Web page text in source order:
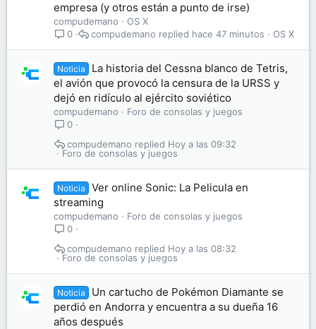
empresa (y otros están a punto de irse)
compudemano
OS X
0
OS X
hace 47 minutos
compudemano
Noticia
La historia del Cessna blanco de Tetris,
el avión que provocó la censura de la URSS y
dejó en ridículo al ejército soviético
compudemano
Foro de consolas y juegos
0
Foro de consolas y juegos
Hoy a las 09:32
compudemano
Noticia
Ver online Sonic: La Pelicula en
streaming
compudemano
Foro de consolas y juegos
0
Foro de consolas y juegos
Hoy a las 08:32
compudemano
Noticia
Un cartucho de Pokémon Diamante se
perdió en Andorra y encuentra a su dueña 16
años después